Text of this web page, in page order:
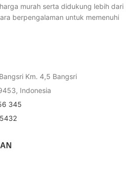
murah serta didukung lebih dari
berpengalaman untuk memenuhi
Km. 4,5 Bangsri
Indonesia
345